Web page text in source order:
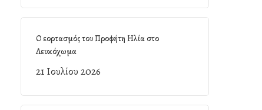
Ο εορτασμός του Προφήτη Ηλία στο
Λευκόχωμα
21 Ιουλίου 2026